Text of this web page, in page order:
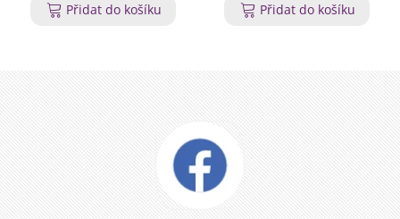
Přidat do košíku
Přidat do košíku